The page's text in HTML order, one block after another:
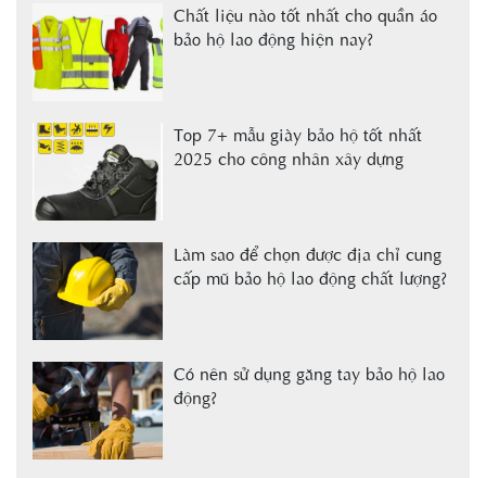
Chất liệu nào tốt nhất cho quần áo
bảo hộ lao động hiện nay?
Top 7+ mẫu giày bảo hộ tốt nhất
2025 cho công nhân xây dựng
Làm sao để chọn được địa chỉ cung
cấp mũ bảo hộ lao động chất lượng?
Có nên sử dụng găng tay bảo hộ lao
động?